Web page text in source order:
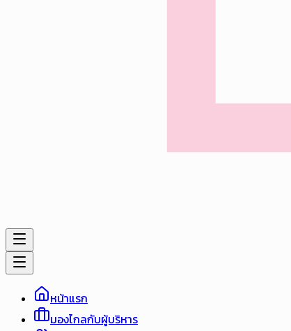
หน้าแรก
มองไกลกับผู้บริหาร